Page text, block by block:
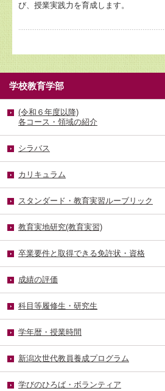
び、授業実践力を育成します。
学校教育学部
(令和６年度以降)
各コース・領域の紹介
シラバス
カリキュラム
スタンダード・教育実習ルーブリック
教育実地研究(教育実習)
卒業要件と取得できる免許状・資格
成績の評価
科目等履修生・研究生
学年暦・授業時間
新潟次世代教員養成プログラム
学びのひろば・ボランティア